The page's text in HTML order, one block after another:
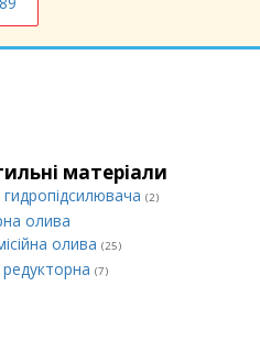
матеріали
гидропідсилювача (2)
олива
олива (25)
(7)